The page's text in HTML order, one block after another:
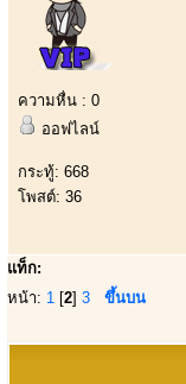
ความหื่น : 0
ออฟไลน์
กระทู้: 668
โพสต์: 36
แท็ก:
หน้า: 1 [2] 3 ขึ้นบน